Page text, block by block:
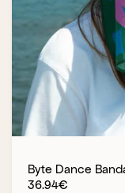
Byte Dance
36.94€